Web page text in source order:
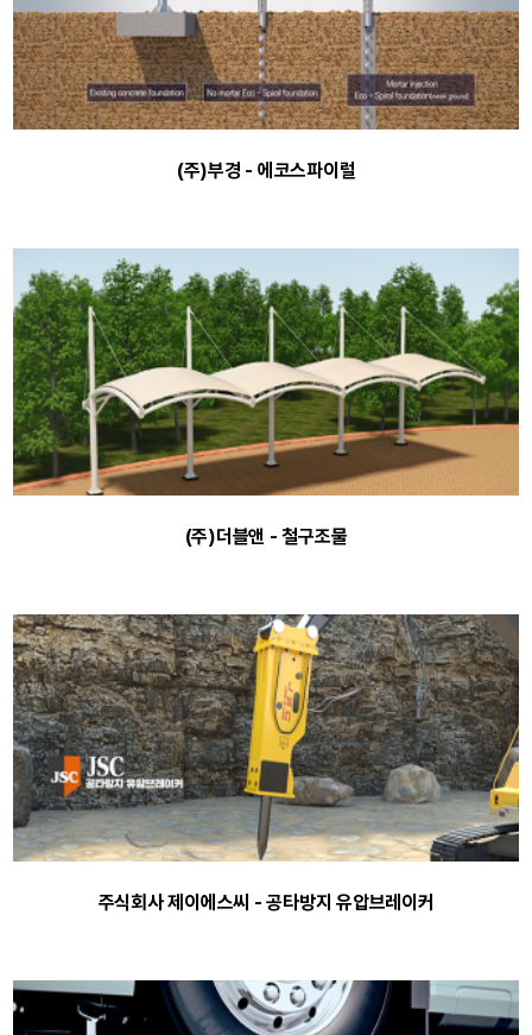
(주)부경 - 에코스파이럴
(주)더블앤 - 철구조물
주식회사 제이에스씨 - 공타방지 유압브레이커